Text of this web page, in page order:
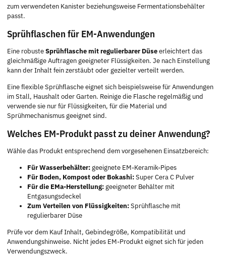
zum verwendeten Kanister beziehungsweise Fermentationsbehälter
passt.
Sprühflaschen für EM-Anwendungen
Eine robusteSprühflasche mit regulierbarer Düseerleichtert das
gleichmäßige Auftragen geeigneter Flüssigkeiten. Je nach Einstellung
kann der Inhalt fein zerstäubt oder gezielter verteilt werden.
Eine flexible Sprühflasche eignet sich beispielsweise für Anwendungen
im Stall, Haushalt oder Garten. Reinige die Flasche regelmäßig und
verwende sie nur für Flüssigkeiten, für die Material und
Sprühmechanismus geeignet sind.
Welches EM-Produkt passt zu deiner Anwendung?
Wähle das Produkt entsprechend dem vorgesehenen Einsatzbereich:
Für Wasserbehälter: geeignete EM-Keramik-Pipes
Für Boden, Kompost oder Bokashi:Super Cera C Pulver
Für die EMa-Herstellung: geeigneter Behälter mit
Entgasungsdeckel
Zum Verteilen von Flüssigkeiten:Sprühflasche mit
regulierbarer Düse
Prüfe vor dem Kauf Inhalt, Gebindegröße, Kompatibilität und
Anwendungshinweise. Nicht jedes EM-Produkt eignet sich für jeden
Verwendungszweck.